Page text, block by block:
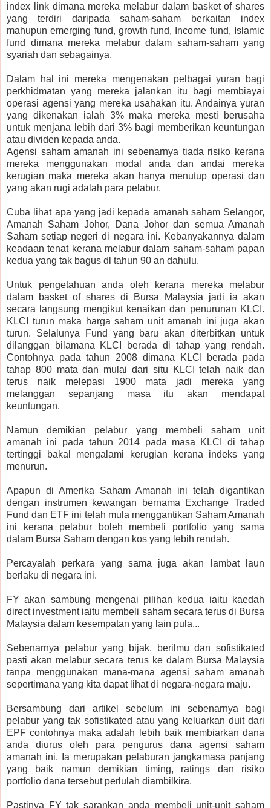
index link dimana mereka melabur dalam basket of shares
yang terdiri daripada saham-saham berkaitan index
mahupun emerging fund, growth fund, Income fund, Islamic
fund dimana mereka melabur dalam saham-saham yang
syariah dan sebagainya.
Dalam hal ini mereka mengenakan pelbagai yuran bagi
perkhidmatan yang mereka jalankan itu bagi membiayai
operasi agensi yang mereka usahakan itu. Andainya yuran
yang dikenakan ialah 3% maka mereka mesti berusaha
untuk menjana lebih dari 3% bagi memberikan keuntungan
atau dividen kepada anda.
Agensi saham amanah ini sebenarnya tiada risiko kerana
mereka menggunakan modal anda dan andai mereka
kerugian maka mereka akan hanya menutup operasi dan
yang akan rugi adalah para pelabur.
Cuba lihat apa yang jadi kepada amanah saham Selangor,
Amanah Saham Johor, Dana Johor dan semua Amanah
Saham setiap negeri di negara ini. Kebanyakannya dalam
keadaan tenat kerana melabur dalam saham-saham papan
kedua yang tak bagus dl tahun 90 an dahulu.
Untuk pengetahuan anda oleh kerana mereka melabur
dalam basket of shares di Bursa Malaysia jadi ia akan
secara langsung mengikut kenaikan dan penurunan KLCI.
KLCI turun maka harga saham unit amanah ini juga akan
turun. Selalunya Fund yang baru akan diterbitkan untuk
dilanggan bilamana KLCI berada di tahap yang rendah.
Contohnya pada tahun 2008 dimana KLCI berada pada
tahap 800 mata dan mulai dari situ KLCI telah naik dan
terus naik melepasi 1900 mata jadi mereka yang
melanggan sepanjang masa itu akan mendapat
keuntungan.
Namun demikian pelabur yang membeli saham unit
amanah ini pada tahun 2014 pada masa KLCI di tahap
tertinggi bakal mengalami kerugian kerana indeks yang
menurun.
Apapun di Amerika Saham Amanah ini telah digantikan
dengan instrumen kewangan bernama Exchange Traded
Fund dan ETF ini telah mula menggantikan Saham Amanah
ini kerana pelabur boleh membeli portfolio yang sama
dalam Bursa Saham dengan kos yang lebih rendah.
Percayalah perkara yang sama juga akan lambat laun
berlaku di negara ini.
FY akan sambung mengenai pilihan kedua iaitu kaedah
direct investment iaitu membeli saham secara terus di Bursa
Malaysia dalam kesempatan yang lain pula...
Sebenarnya pelabur yang bijak, berilmu dan sofistikated
pasti akan melabur secara terus ke dalam Bursa Malaysia
tanpa menggunakan mana-mana agensi saham amanah
sepertimana yang kita dapat lihat di negara-negara maju.
Bersambung dari artikel sebelum ini sebenarnya bagi
pelabur yang tak sofistikated atau yang keluarkan duit dari
EPF contohnya maka adalah lebih baik membiarkan dana
anda diurus oleh para pengurus dana agensi saham
amanah ini. Ia merupakan pelaburan jangkamasa panjang
yang baik namun demikian timing, ratings dan risiko
portfolio dana tersebut perlulah diambilkira.
Pastinya FY tak sarankan anda membeli unit-unit saham